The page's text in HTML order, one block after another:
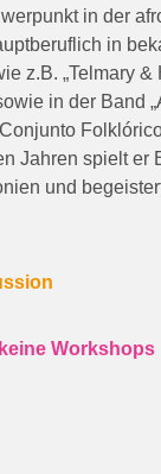
in der
in
z.B. „Telmary &
in der Band
Jahren spielt er
und
Workshops